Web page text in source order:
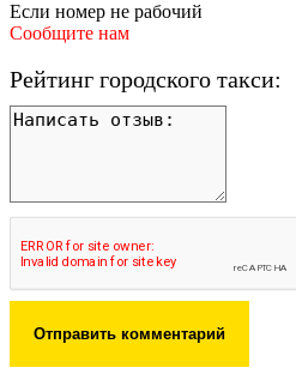
Если номер не рабочий
Сообщите нам
Рейтинг городского такси:
Отправить комментарий